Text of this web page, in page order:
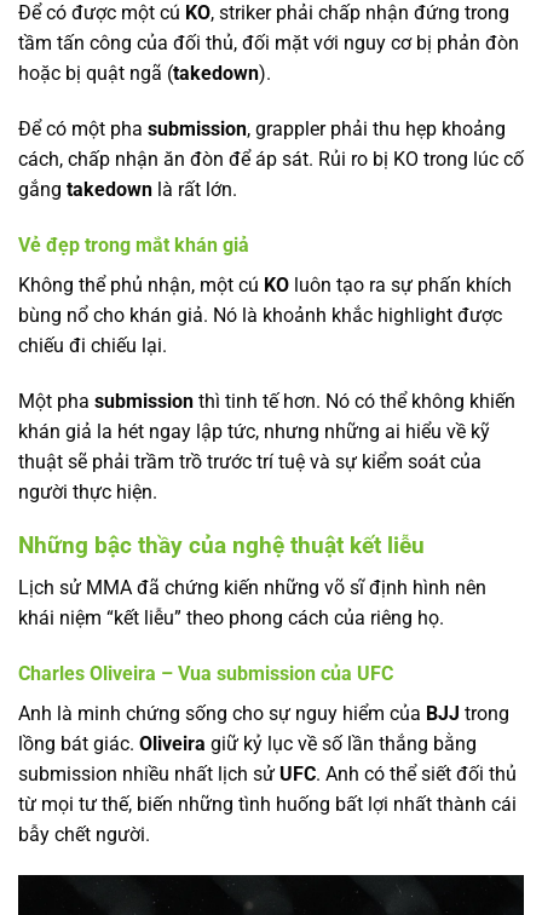
Để có được một cú KO, striker phải chấp nhận đứng trong
tầm tấn công của đối thủ, đối mặt với nguy cơ bị phản đòn
hoặc bị quật ngã (takedown).
Để có một pha submission, grappler phải thu hẹp khoảng
cách, chấp nhận ăn đòn để áp sát. Rủi ro bị KO trong lúc cố
gắng takedown là rất lớn.
Vẻ đẹp trong mắt khán giả
Không thể phủ nhận, một cú KO luôn tạo ra sự phấn khích
bùng nổ cho khán giả. Nó là khoảnh khắc highlight được
chiếu đi chiếu lại.
Một pha submission thì tinh tế hơn. Nó có thể không khiến
khán giả la hét ngay lập tức, nhưng những ai hiểu về kỹ
thuật sẽ phải trầm trồ trước trí tuệ và sự kiểm soát của
người thực hiện.
Những bậc thầy của nghệ thuật kết liễu
Lịch sử MMA đã chứng kiến những võ sĩ định hình nên
khái niệm “kết liễu” theo phong cách của riêng họ.
Charles Oliveira – Vua submission của UFC
Anh là minh chứng sống cho sự nguy hiểm của BJJ trong
lồng bát giác. Oliveira giữ kỷ lục về số lần thắng bằng
submission nhiều nhất lịch sử UFC. Anh có thể siết đối thủ
từ mọi tư thế, biến những tình huống bất lợi nhất thành cái
bẫy chết người.